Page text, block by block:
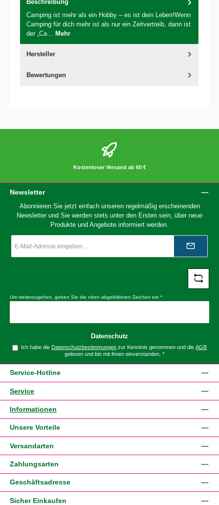
Beschreibung
Camping ist mehr als ein Hobby – es ist dein Leben!Wenn
Camping für dich mehr ist als nur ein Zeitvertreib, dann ist
der „Ca… Mehr
Hersteller
Bewertungen
Kostenloser Versand ab 60 €
Newsletter
Abonnieren Sie jetzt einfach unseren regelmäßig erscheinenden
Newsletter und Sie werden stets unter den Ersten sein, über neue
Produkte und Angebote informiert werden.
Mail-
*
Um weiterzugehen, geben Sie die oben abgebildeten Zeichen ein *
Datenschutz
Ich habe dieDatenschutzbestimmungen zur Kenntnis genommen und dieAGB
gelesen und bin mit ihnen einverstanden. *
Service-Hotline
Service
Informationen
Unsere Vorteile
Versandarten
Zahlungsarten
Geschäftsadresse
Sicher Einkaufen